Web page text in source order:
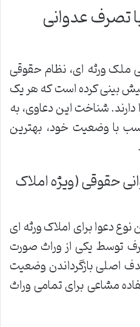
تصرف عدوانی
ملک ورثه ای، نظام حقوقی
بینی کرده است که هر یک
شناخت این دعاوی، به
با وضعیت خود، بهترین
حقوقی (ویژه املاک
دعوا برای املاک ورثه ای
توسط یکی از وراث صورت
اصلی بازگرداندن وضعیت
مشاعی برای تمامی وراث